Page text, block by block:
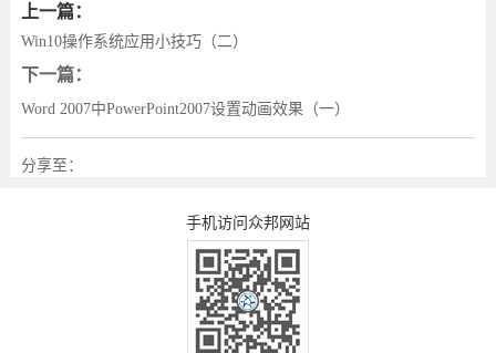
上一篇：
Win10操作系统应用小技巧（二）
下一篇：
Word 2007中PowerPoint2007设置动画效果（一）
分享至：
手机访问众邦网站